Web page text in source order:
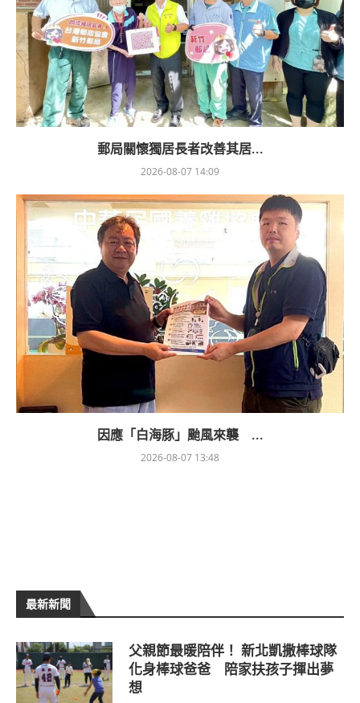
郵局關懷獨居長者改善其居...
2026-08-07 14:09
因應「白海豚」颱風來襲 ...
2026-08-07 13:48
最新新聞
父親節最暖陪伴！ 新北凱撒棒球隊
化身棒球爸爸 陪家扶孩子揮出夢
想